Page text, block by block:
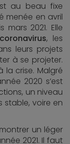
au beau fixe
menée en avril
mars 2021. Elle
, les
leurs projets
à se projeter.
la crise. Malgré
2020 s’est
un niveau
stable, voire en
un léger
2021. Il faut